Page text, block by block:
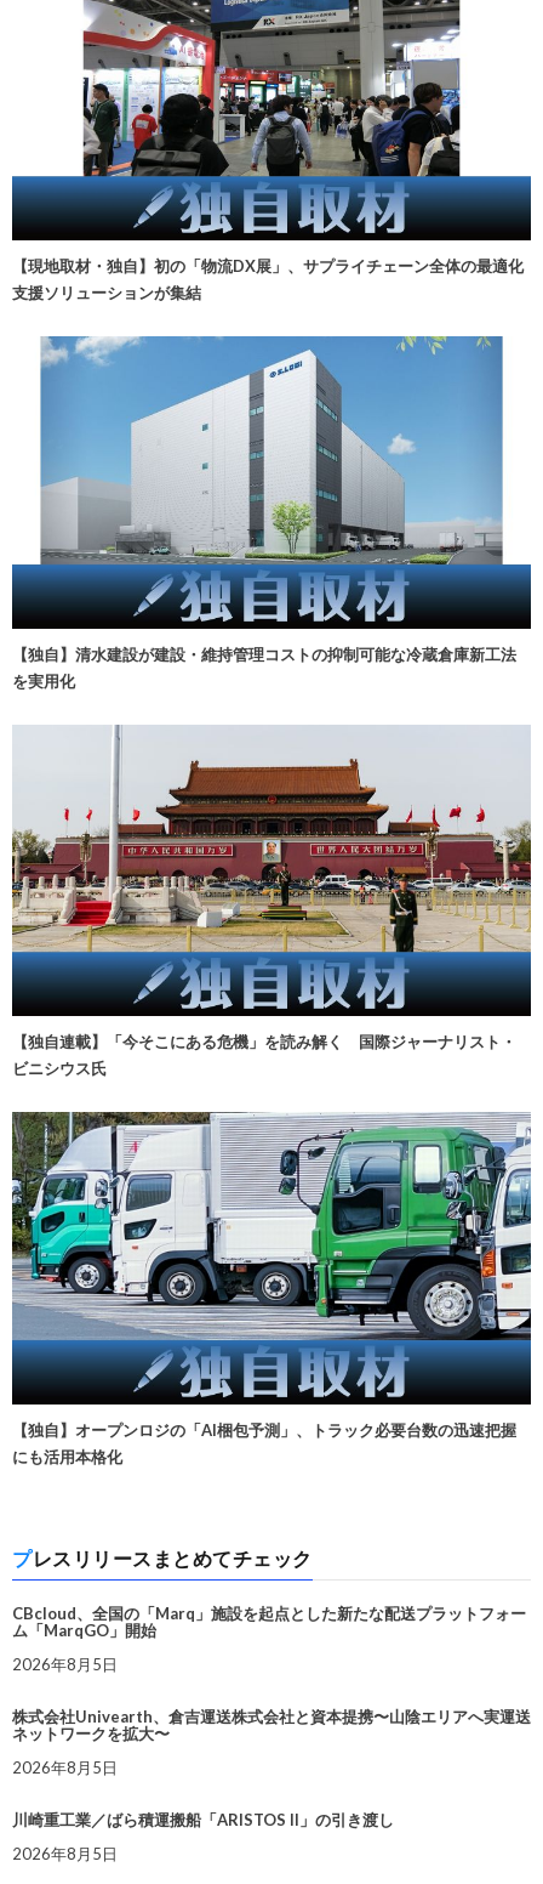
【現地取材・独自】初の「物流DX展」、サプライチェーン全体の最適化
支援ソリューションが集結
【独自】清水建設が建設・維持管理コストの抑制可能な冷蔵倉庫新工法
を実用化
【独自連載】「今そこにある危機」を読み解く 国際ジャーナリスト・
ビニシウス氏
【独自】オープンロジの「AI梱包予測」、トラック必要台数の迅速把握
にも活用本格化
プレスリリースまとめてチェック
CBcloud、全国の「Marq」施設を起点とした新たな配送プラットフォー
ム「MarqGO」開始
2026年8月5日
株式会社Univearth、倉吉運送株式会社と資本提携〜山陰エリアへ実運送
ネットワークを拡大〜
2026年8月5日
川崎重工業／ばら積運搬船「ARISTOS II」の引き渡し
2026年8月5日